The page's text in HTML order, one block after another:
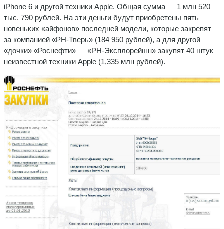
iPhone 6 и другой техники Apple. Общая сумма — 1 млн 520
тыс. 790 рублей. На эти деньги будут приобретены пять
новеньких «айфонов» последней модели, которые закрепят
за компанией «РН-Тверь» (184 950 рублей), а для другой
«дочки» «Роснефти» — «РН-Эксплорейшн» закупят 40 штук
неизвестной техники Apple (1,335 млн рублей).